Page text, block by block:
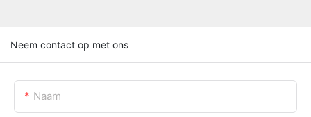
Neem contact op met ons
Naam